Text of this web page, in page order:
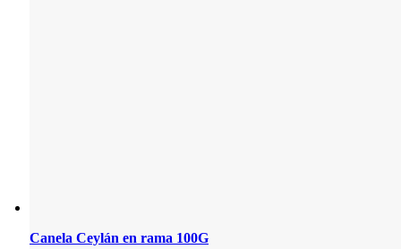
Canela Ceylán en rama 100G